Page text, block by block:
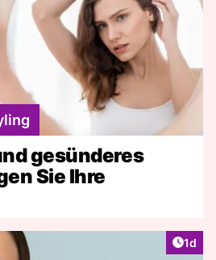
gesünderes
Sie Ihre
1d